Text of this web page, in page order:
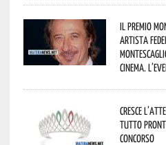
Il Premio
artista
cinema.
Cresce
tutto
concorso